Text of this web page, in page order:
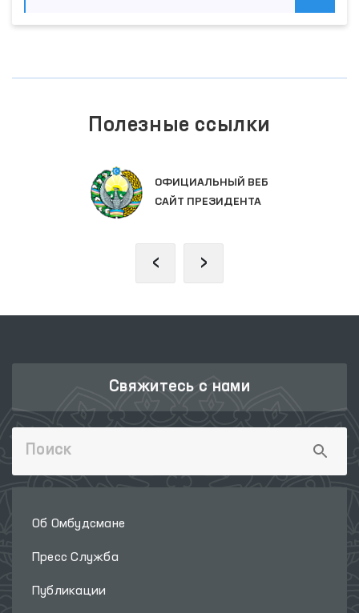
Полезные ссылки
ЗАКОНОДАТЕЛЬНАЯ ПАЛАТА
ОЛИЙ МАЖЛИСА
‹ ›
Свяжитесь с нами
Об Омбудсмане
Пресс Служба
Публикации